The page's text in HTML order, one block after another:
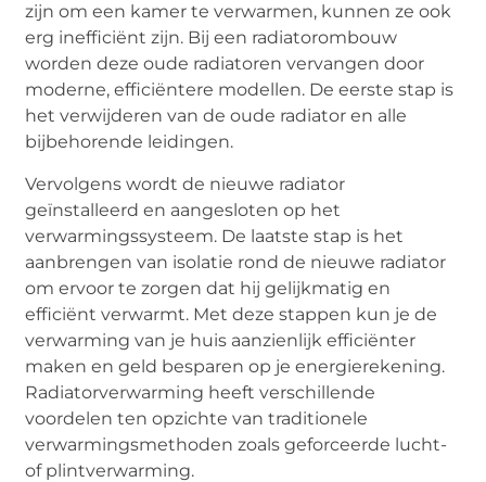
zijn om een kamer te verwarmen, kunnen ze ook
erg inefficiënt zijn. Bij een radiatorombouw
worden deze oude radiatoren vervangen door
moderne, efficiëntere modellen. De eerste stap is
het verwijderen van de oude radiator en alle
bijbehorende leidingen.
Vervolgens wordt de nieuwe radiator
geïnstalleerd en aangesloten op het
verwarmingssysteem. De laatste stap is het
aanbrengen van isolatie rond de nieuwe radiator
om ervoor te zorgen dat hij gelijkmatig en
efficiënt verwarmt. Met deze stappen kun je de
verwarming van je huis aanzienlijk efficiënter
maken en geld besparen op je energierekening.
Radiatorverwarming heeft verschillende
voordelen ten opzichte van traditionele
verwarmingsmethoden zoals geforceerde lucht-
of plintverwarming.